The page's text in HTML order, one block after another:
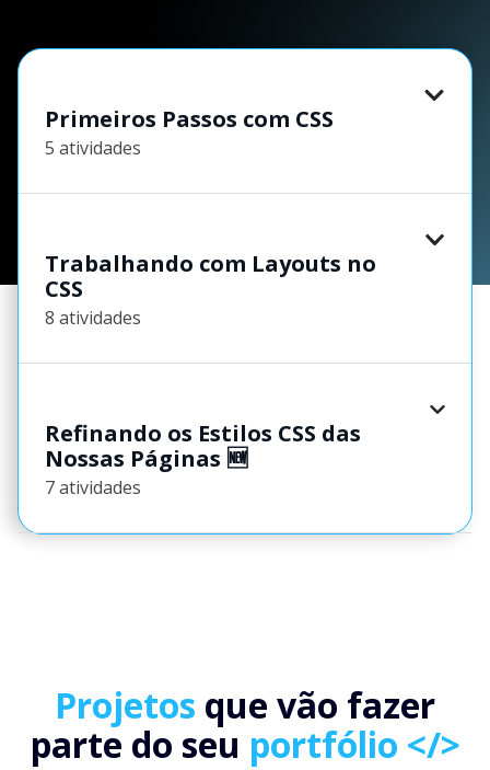
Primeiros Passos com CSS
5 atividades
Trabalhando com Layouts no
CSS
8 atividades
Refinando os Estilos CSS das
Nossas Páginas 🆕
7 atividades
Projetos que vão fazer
parte do seu portfólio </>